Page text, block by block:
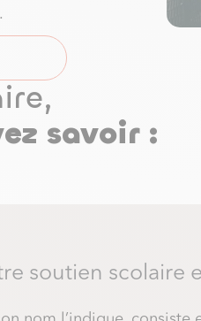
savoir :
soutien scolaire